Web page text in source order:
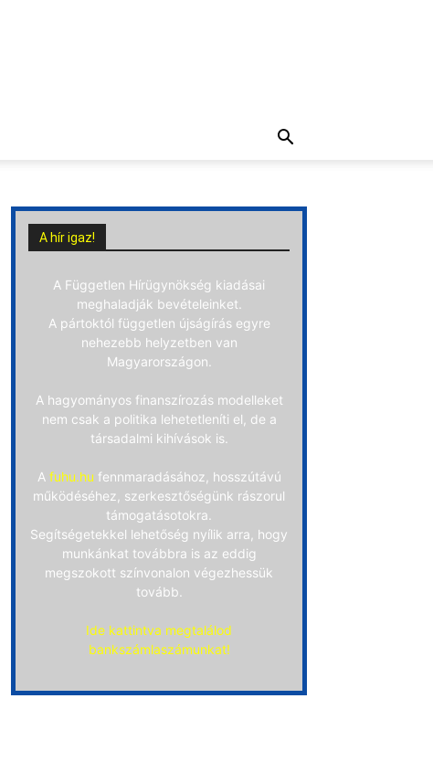
A hír igaz!
A Független Hírügynökség kiadásai
meghaladják bevételeinket.
A pártoktól független újságírás egyre
nehezebb helyzetben van
Magyarországon.
A hagyományos finanszírozás modelleket
nem csak a politika lehetetleníti el, de a
társadalmi kihívások is.
A fuhu.hu fennmaradásához, hosszútávú
működéséhez, szerkesztőségünk rászorul
támogatásotokra.
Segítségetekkel lehetőség nyílik arra, hogy
munkánkat továbbra is az eddig
megszokott színvonalon végezhessük
tovább.
Ide kattintva megtalálod
bankszámlaszámunkat!